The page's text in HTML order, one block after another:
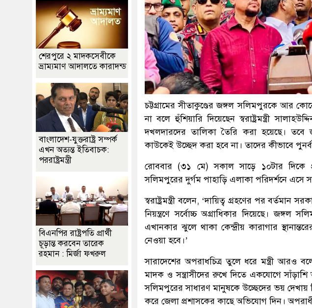
চট্টগ্রামের সীতাকুণ্ডের জঙ্গল সলিমপুরকে আর
না বলে হুঁশিয়ারি দিয়েছেন স্বরাষ্ট্রমন্ত্রী
দখলদারদের তালিকা তৈরি করা হয়েছে। তবে
কাউকেই উচ্ছেদ করা হবে না। তাদের কীভাবে
রোববার (৩১ মে) সকাল সাড়ে ১০টার দিকে
সলিমপুরের দুর্গম পাহাড়ি এলাকা পরিদর্শনে এসে
স্বরাষ্ট্রমন্ত্রী বলেন, ‘দায়িত্ব গ্রহণের পর
নিয়ন্ত্রণে সর্বোচ্চ অগ্রাধিকার দিয়েছে। জঙ্গল
এখানকার ঝুলে থাকা কেন্দ্রীয় কারাগার
নেওয়া হবে।’
সারাদেশের অপরাধচিত্র তুলে ধরে মন্ত্রী আরও
মাদক ও সন্ত্রাসীদের রুখে দিতে একযোগে
সলিমপুরের সাধারণ মানুষকে উচ্ছেদের ভয় দেখায়
করে জেলা প্রশাসকের কাছে অভিযোগ দিন।
শেরপুরে ২ মাদকসেবীকে
ভ্রাম্যমাণ আদালতে কারাদন্ড
বাংলাদেশ-যুক্তরাষ্ট্র সম্পর্ক
এখন অত্যন্ত ইতিবাচক:
পররাষ্ট্রমন্ত্রী
বিএনপির রাষ্ট্রপতি প্রার্থী
চূড়ান্ত করবেন তারেক
রহমান : মির্জা ফখরুল